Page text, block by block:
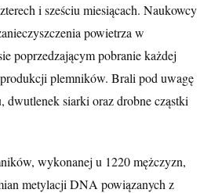
i sześciu miesiącach. Naukowcy
powietrza w
poprzedzającym pobranie każdej
plemników. Brali pod uwagę
dwutlenek siarki oraz drobne cząstki
wykonanej u 1220 mężczyzn,
metylacji DNA powiązanych z